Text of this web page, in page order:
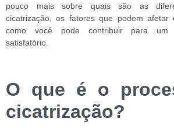
pouco mais sobre quais são as
cicatrização, os fatores que podem afetar
como você pode contribuir para um
satisfatório.
O que é o
cicatrização?